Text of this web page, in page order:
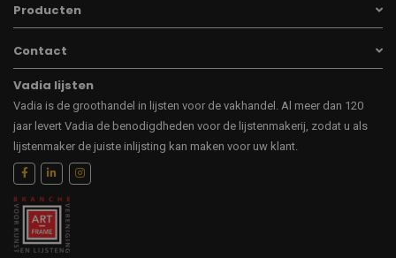
Producten
Contact
Vadia lijsten
Vadia is de groothandel in lijsten voor de vakhandel. Al meer dan 120
jaar levert Vadia de benodigdheden voor de lijstenmakerij, zodat u als
lijstenmaker de juiste inlijsting kan maken voor uw klant.